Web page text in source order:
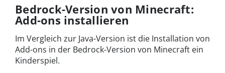
Bedrock-Version von Minecraft:
Add-ons installieren
Im Vergleich zur Java-Version ist die Installation von
Add-ons in der Bedrock-Version von Minecraft ein
Kinderspiel.